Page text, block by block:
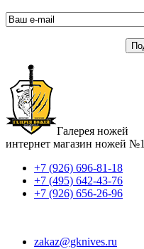
Галерея ножей
интернет магазин ножей №1
+7 (926) 696-81-18
+7 (495) 642-43-76
+7 (926) 656-26-96
zakaz@gknives.ru